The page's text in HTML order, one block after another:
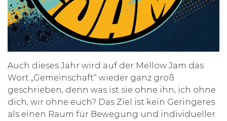
Auch dieses Jahr wird auf der Mellow Jam das
Wort „Gemeinschaft“ wieder ganz groß
geschrieben, denn was ist sie ohne ihn, ich ohne
dich, wir ohne euch? Das Ziel ist kein Geringeres
als einen Raum für Bewegung und individueller